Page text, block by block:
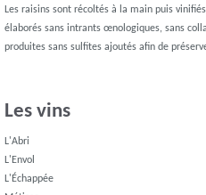
Les raisins sont récoltés à la main puis
élaborés sans intrants œnologiques, sans
produites sans sulfites ajoutés afin de
Les vins
L'Abri
L'Envol
L'Échappée